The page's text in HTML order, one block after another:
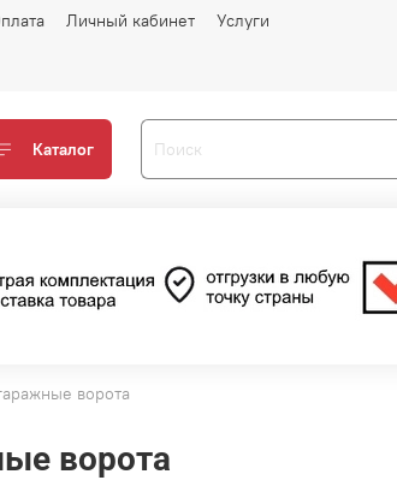
Личный кабинет Услуги
Каталог
ворота
ворота